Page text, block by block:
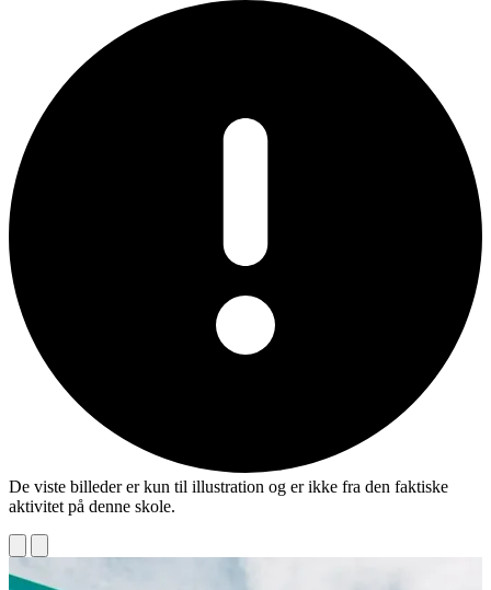
De viste billeder er kun til illustration og er ikke fra den faktiske
aktivitet på denne skole.